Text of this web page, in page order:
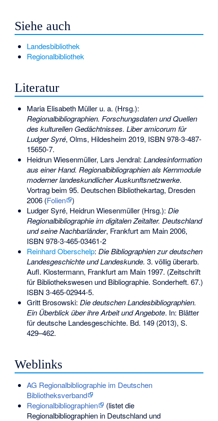
Siehe auch
Landesbibliothek
Regionalbibliothek
Literatur
Maria Elisabeth Müller u. a. (Hrsg.):
Regionalbibliographien. Forschungsdaten und Quellen
des kulturellen Gedächtnisses. Liber amicorum für
Ludger Syré, Olms, Hildesheim 2019, ISBN 978-3-487-
15650-7.
Heidrun Wiesenmüller, Lars Jendral: Landesinformation
aus einer Hand. Regionalbibliographien als Kernmodule
moderner landeskundlicher Auskunftsnetzwerke.
Vortrag beim 95. Deutschen Bibliothekartag, Dresden
2006 (Folien
)
Ludger Syré, Heidrun Wiesenmüller (Hrsg.): Die
Regionalbibliographie im digitalen Zeitalter. Deutschland
und seine Nachbarländer, Frankfurt am Main 2006,
ISBN 978-3-465-03461-2
Reinhard Oberschelp: Die Bibliographien zur deutschen
Landesgeschichte und Landeskunde. 3. völlig überarb.
Aufl. Klostermann, Frankfurt am Main 1997. (Zeitschrift
für Bibliothekswesen und Bibliographie. Sonderheft. 67.)
ISBN 3-465-02944-5.
Gritt Brosowski: Die deutschen Landesbibliographien.
Ein Überblick über ihre Arbeit und Angebote. In: Blätter
für deutsche Landesgeschichte. Bd. 149 (2013), S.
429–462.
Weblinks
AG Regionalbibliographie im Deutschen
Bibliotheksverband
Regionalbibliographien
(listet die
Regionalbibliographien in Deutschland und